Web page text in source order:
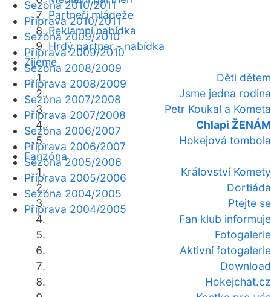
Partneři mládeže
Reklamní nabídka
Hrdý partner - nabídka
Žijeme
Děti dětem
Jsme jedna rodina
Petr Koukal a Kometa
Chlapi ŽENÁM
Hokejová tombola
Fanzóna
Království Komety
Dortiáda
Ptejte se
Fan klub informuje
Fotogalerie
Aktivní fotogalerie
Download
Hokejchat.cz
Sezóna 2010/2011
Příprava 2010/2011
Sezóna 2009/2010
Příprava 2009/2010
Sezóna 2008/2009
Příprava 2008/2009
Sezóna 2007/2008
Příprava 2007/2008
Sezóna 2006/2007
Příprava 2006/2007
Sezóna 2005/2006
Příprava 2005/2006
Sezóna 2004/2005
Příprava 2004/2005